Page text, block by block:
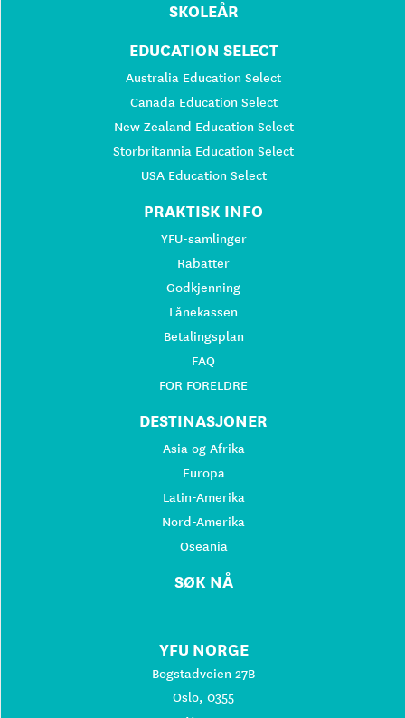
SKOLEÅR
EDUCATION SELECT
Australia Education Select
Canada Education Select
New Zealand Education Select
Storbritannia Education Select
USA Education Select
PRAKTISK INFO
YFU-samlinger
Rabatter
Godkjenning
Lånekassen
Betalingsplan
FAQ
FOR FORELDRE
DESTINASJONER
Asia og Afrika
Europa
Latin-Amerika
Nord-Amerika
Oseania
SØK NÅ
YFU NORGE
Bogstadveien 27B
Oslo, 0355